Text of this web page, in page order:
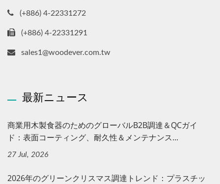
(+886) 4-22331272
(+886) 4-22331291
sales1@woodever.com.tw
最新ニュース
商業用木製食器のためのグローバルB2B調達＆QCガイ
ド：表面コーティング、耐久性＆メンテナンス...
27 Jul, 2026
2026年のグリーンクリスマス調達トレンド：プラスチッ